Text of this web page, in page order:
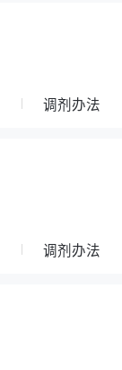
调剂办法
调剂办法